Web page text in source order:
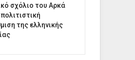
σχόλιο του Αρκά
της ελληνικής